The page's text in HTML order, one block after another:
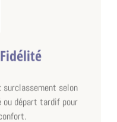
de
PETIT DÉJEUNER
surclassement selon
départ tardif pour